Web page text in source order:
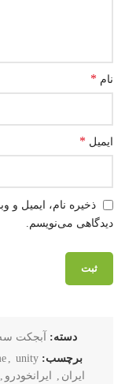
نام *
ایمیل *
ذخیره نام، ایمیل و
دیدگاهی می‌نویسم.
دسته: آبجکت سه
برچسب: unity
ایران
ایرانخودرو